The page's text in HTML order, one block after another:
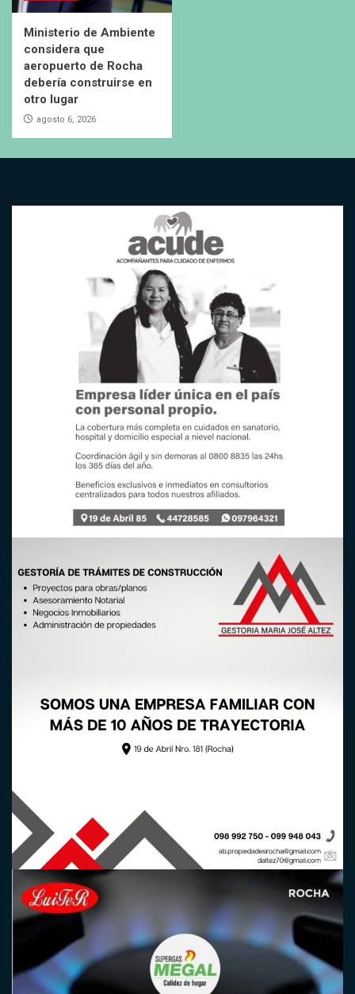
Ministerio de Ambiente
considera que
aeropuerto de Rocha
debería construirse en
otro lugar
agosto 6, 2026